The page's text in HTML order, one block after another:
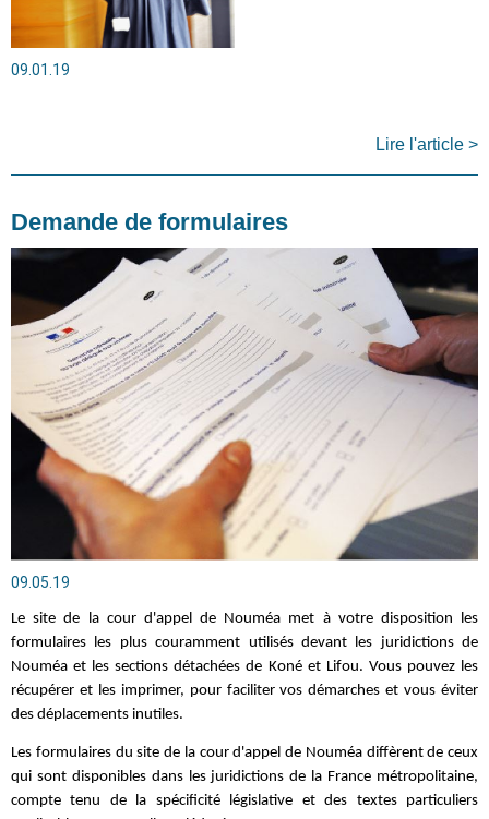
09.01.19
Lire l'article >
Demande de formulaires
09.05.19
Le site de la cour d'appel de Nouméa met à votre disposition les
formulaires les plus couramment utilisés devant les juridictions de
Nouméa et les sections détachées de Koné et Lifou. Vous pouvez les
récupérer et les imprimer, pour faciliter vos démarches et vous éviter
des déplacements inutiles.
Les formulaires du site de la cour d'appel de Nouméa diffèrent de ceux
qui sont disponibles dans les juridictions de la France métropolitaine,
compte tenu de la spécificité législative et des textes particuliers